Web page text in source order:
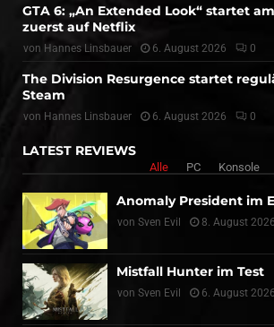
GTA 6: „An Extended Look“ startet
zuerst auf Netflix
von Hannes Linsbauer 6. August 2026 0
The Division Resurgence startet
Steam
von Hannes Linsbauer 6. August 2026 0
LATEST REVIEWS
Alle PC Konsole
Anomaly President im
von Sven Evil 8. August 2026
Mistfall Hunter im Test
von Sven Evil 6. August 2026